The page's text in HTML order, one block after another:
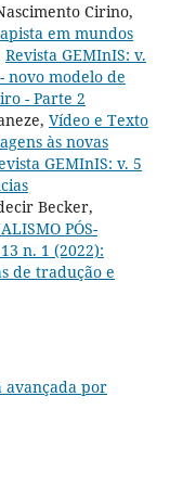
Cirino,
em mundos
Revista GEMInIS: v.
novo modelo de
- Parte 2
Vídeo e Texto
às novas
GEMInIS: v. 5
Becker,
PÓS-
n. 1 (2022):
de tradução e
avançada por